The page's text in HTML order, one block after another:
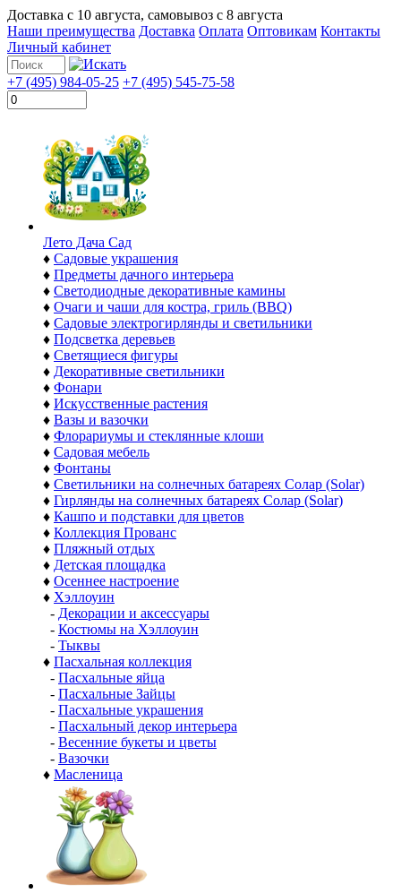
Доставка с 10 августа, самовывоз с 8 августа
Наши преимущества Доставка Оплата Оптовикам Контакты
Личный кабинет
+7 (495) 984-05-25 +7 (495) 545-75-58
Лето Дача Сад
♦ Садовые украшения
♦ Предметы дачного интерьера
♦ Светодиодные декоративные камины
♦ Очаги и чаши для костра, гриль (BBQ)
♦ Садовые электрогирлянды и светильники
♦ Подсветка деревьев
♦ Светящиеся фигуры
♦ Декоративные светильники
♦ Фонари
♦ Искусственные растения
♦ Вазы и вазочки
♦ Флорариумы и стеклянные клоши
♦ Садовая мебель
♦ Фонтаны
♦ Светильники на солнечных батареях Солар (Solar)
♦ Гирлянды на солнечных батареях Солар (Solar)
♦ Кашпо и подставки для цветов
♦ Коллекция Прованс
♦ Пляжный отдых
♦ Детская площадка
♦ Осеннее настроение
♦ Хэллоуин
- Декорации и аксессуары
- Костюмы на Хэллоуин
- Тыквы
♦ Пасхальная коллекция
- Пасхальные яйца
- Пасхальные Зайцы
- Пасхальные украшения
- Пасхальный декор интерьера
- Весенние букеты и цветы
- Вазочки
♦ Масленица